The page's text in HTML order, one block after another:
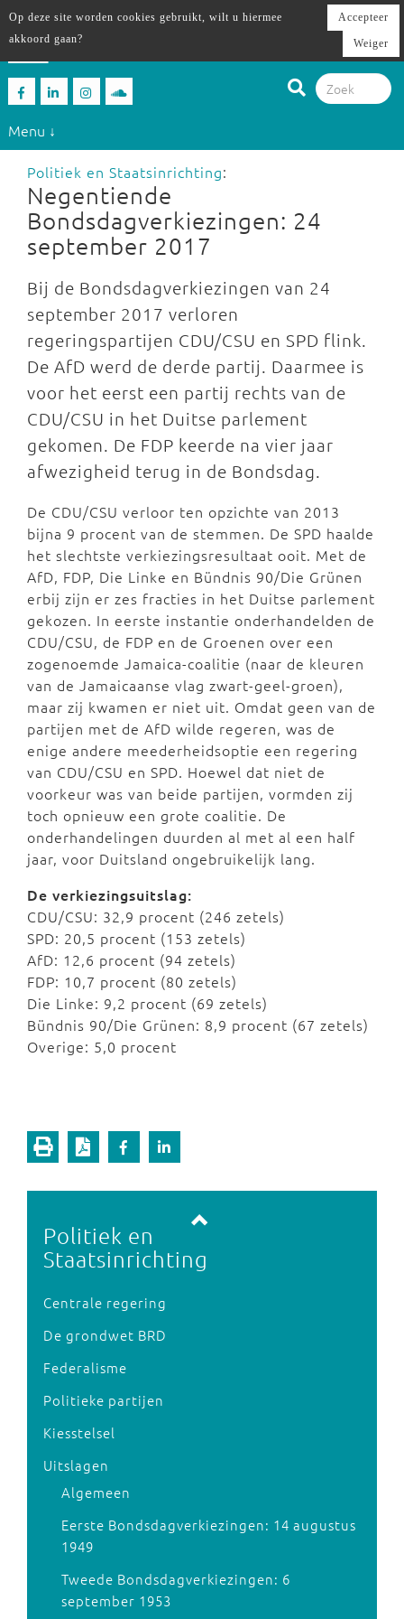
Menu ↓
Politiek en Staatsinrichting:
Negentiende
Bondsdagverkiezingen: 24
september 2017
Bij de Bondsdagverkiezingen van 24
september 2017 verloren
regeringspartijen CDU/CSU en SPD flink.
De AfD werd de derde partij. Daarmee is
voor het eerst een partij rechts van de
CDU/CSU in het Duitse parlement
gekomen. De FDP keerde na vier jaar
afwezigheid terug in de Bondsdag.
De CDU/CSU verloor ten opzichte van 2013
bijna 9 procent van de stemmen. De SPD haalde
het slechtste verkiezingsresultaat ooit. Met de
AfD, FDP, Die Linke en Bündnis 90/Die Grünen
erbij zijn er zes fracties in het Duitse parlement
gekozen. In eerste instantie onderhandelden de
CDU/CSU, de FDP en de Groenen over een
zogenoemde Jamaica-coalitie (naar de kleuren
van de Jamaicaanse vlag zwart-geel-groen),
maar zij kwamen er niet uit. Omdat geen van de
partijen met de AfD wilde regeren, was de
enige andere meederheidsoptie een regering
van CDU/CSU en SPD. Hoewel dat niet de
voorkeur was van beide partijen, vormden zij
toch opnieuw een grote coalitie. De
onderhandelingen duurden al met al een half
jaar, voor Duitsland ongebruikelijk lang.
De verkiezingsuitslag:
CDU/CSU: 32,9 procent (246 zetels)
SPD: 20,5 procent (153 zetels)
AfD: 12,6 procent (94 zetels)
FDP: 10,7 procent (80 zetels)
Die Linke: 9,2 procent (69 zetels)
Bündnis 90/Die Grünen: 8,9 procent (67 zetels)
Overige: 5,0 procent
Politiek en
Staatsinrichting
Centrale regering
De grondwet BRD
Federalisme
Politieke partijen
Kiesstelsel
Uitslagen
Algemeen
Eerste Bondsdagverkiezingen: 14 augustus
1949
Tweede Bondsdagverkiezingen: 6
september 1953
Op deze site worden cookies gebruikt, wilt u hiermee
akkoord gaan?
Accepteer
Weiger